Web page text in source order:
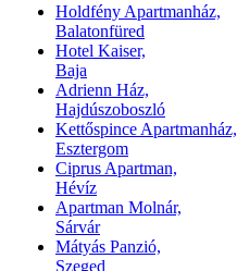
Holdfény Apartmanház,
Balatonfüred
Hotel Kaiser,
Baja
Adrienn Ház,
Hajdúszoboszló
Kettőspince Apartmanház,
Esztergom
Ciprus Apartman,
Hévíz
Apartman Molnár,
Sárvár
Mátyás Panzió,
Szeged